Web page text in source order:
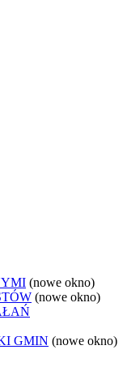
(nowe okno)
(nowe okno)
GMIN (nowe okno)